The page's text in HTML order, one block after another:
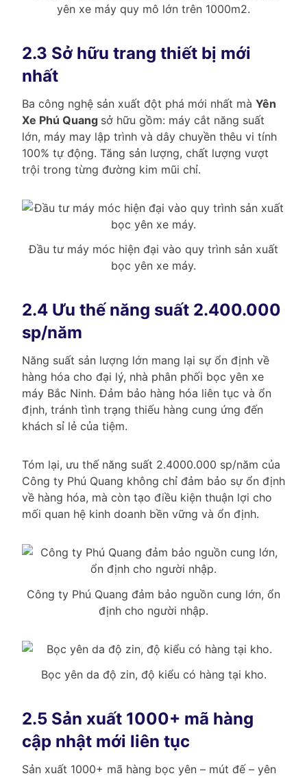
yên xe máy quy mô lớn trên 1000m2.
2.3 Sở hữu trang thiết bị mới
nhất
Ba công nghệ sản xuất đột phá mới nhất mà Yên
Xe Phú Quang sở hữu gồm: máy cắt năng suất
lớn, máy may lập trình và dây chuyền thêu vi tính
100% tự động. Tăng sản lượng, chất lượng vượt
trội trong từng đường kim mũi chỉ.
Đầu tư máy móc hiện đại vào quy trình sản xuất
bọc yên xe máy.
2.4 Ưu thế năng suất 2.400.000
sp/năm
Năng suất sản lượng lớn mang lại sự ổn định về
hàng hóa cho đại lý, nhà phân phối bọc yên xe
máy Bắc Ninh. Đảm bảo hàng hóa liên tục và ổn
định, tránh tình trạng thiếu hàng cung ứng đến
khách sỉ lẻ của tiệm.
Tóm lại, ưu thế năng suất 2.4000.000 sp/năm của
Công ty Phú Quang không chỉ đảm bảo sự ổn định
về hàng hóa, mà còn tạo điều kiện thuận lợi cho
mối quan hệ kinh doanh bền vững và ổn định.
Công ty Phú Quang đảm bảo nguồn cung lớn, ổn
định cho người nhập.
Bọc yên da độ zin, độ kiểu có hàng tại kho.
2.5 Sản xuất 1000+ mã hàng
cập nhật mới liên tục
Sản xuất 1000+ mã hàng bọc yên – mút đế – yên